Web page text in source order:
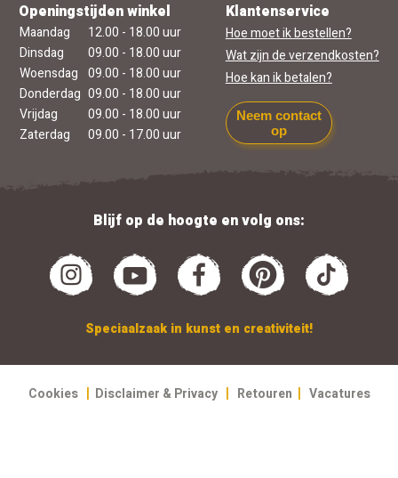
Openingstijden winkel
Maandag
12.00 - 18.00 uur
Dinsdag
09.00 - 18.00 uur
Woensdag 09.00 - 18.00 uur
Donderdag 09.00 - 18.00 uur
Vrijdag
09.00 - 18.00 uur
Zaterdag
09.00 - 17.00 uur
Klantenservice
Hoe moet ik bestellen?
Wat zijn de verzendkosten?
Hoe kan ik betalen?
Neem contact
op
Blijf op de hoogte en volg ons:
Speciaalzaak in kunst en creativiteit!
Cookies | Disclaimer & Privacy | Retouren | Vacatures